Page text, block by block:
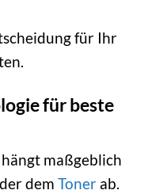
für Ihr
für beste
maßgeblich
dem Toner ab.